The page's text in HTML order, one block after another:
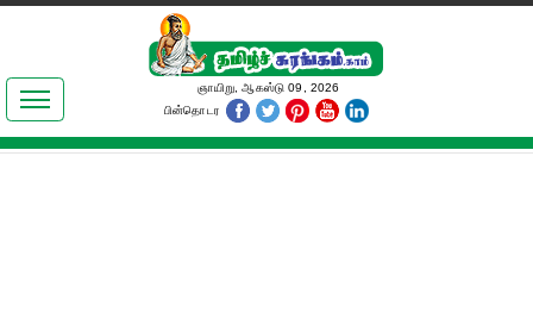
இலக்கியங்கள்
தமிழ் உலகம்
ஞாயிறு, ஆகஸ்டு 09, 2026
பின்தொடர